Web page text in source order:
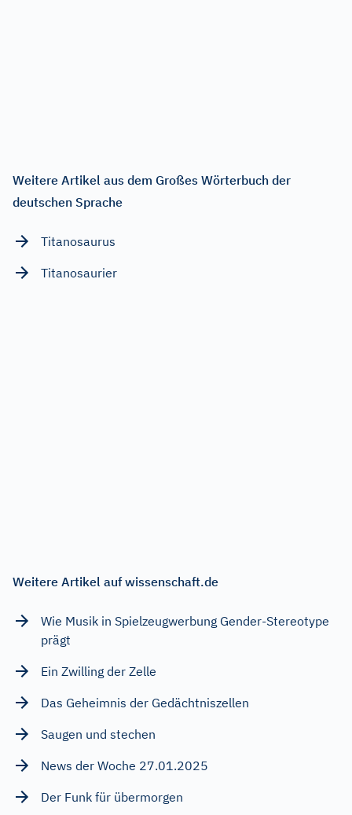
Weitere Artikel aus dem Großes Wörterbuch der
deutschen Sprache
Titanosaurus
Titanosaurier
Weitere Artikel auf wissenschaft.de
Wie Musik in Spielzeugwerbung Gender-Stereotype
prägt
Ein Zwilling der Zelle
Das Geheimnis der Gedächtniszellen
Saugen und stechen
News der Woche 27.01.2025
Der Funk für übermorgen